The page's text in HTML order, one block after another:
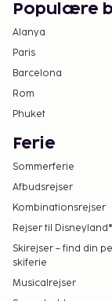
Populære
Alanya
Paris
Barcelona
Rom
Phuket
Ferie
Sommerferie
Afbudsrejser
Kombinationsrejser
Rejser til
Skirejser – find din
skiferie
Musicalrejser